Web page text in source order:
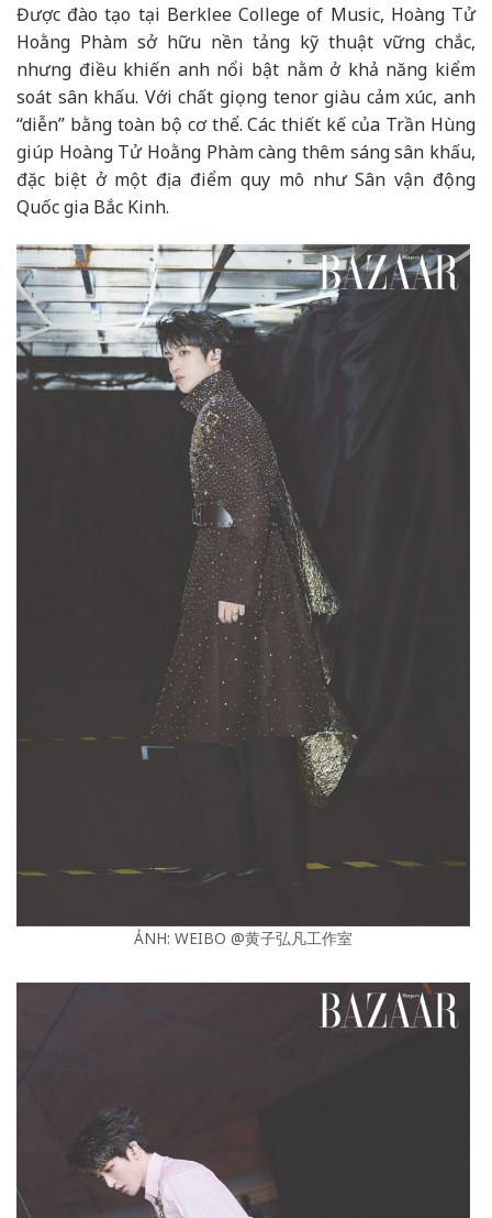
Được đào tạo tại Berklee College of Music, Hoàng Tử
Hoằng Phàm sở hữu nền tảng kỹ thuật vững chắc,
nhưng điều khiến anh nổi bật nằm ở khả năng kiểm
soát sân khấu. Với chất giọng tenor giàu cảm xúc, anh
“diễn” bằng toàn bộ cơ thể. Các thiết kế của Trần Hùng
giúp Hoàng Tử Hoằng Phàm càng thêm sáng sân khấu,
đặc biệt ở một địa điểm quy mô như Sân vận động
Quốc gia Bắc Kinh.
ẢNH: WEIBO @黄子弘凡工作室